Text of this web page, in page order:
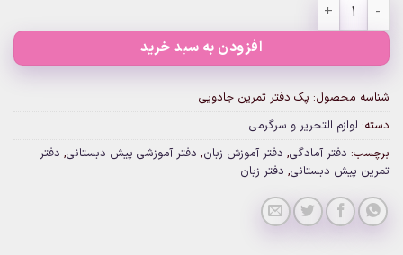
افزودن به سبد خرید
شناسه محصول: پک دفتر تمرین جادویی
دسته: لوازم التحریر و سرگرمی
برچسب: دفتر آمادگی, دفتر آموزش زبان, دفتر آموزشی پیش دبستانی, دفتر
تمرین پیش دبستانی, دفتر زبان